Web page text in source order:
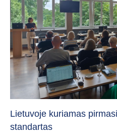
Lietuvoje kuriamas
standartas